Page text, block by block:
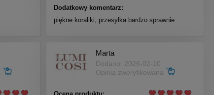
Dodatkowy komentarz:
piękne koraliki; przesyłka bardzo sprawnie
Marta
Dodano: 2026-02-10
Opinia zweryfikowana